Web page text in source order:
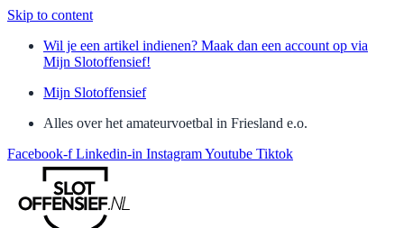
Skip to content
Wil je een artikel indienen? Maak dan een account op via
Mijn Slotoffensief!
Mijn Slotoffensief
Alles over het amateurvoetbal in Friesland e.o.
Facebook-f Linkedin-in InstagramYoutube Tiktok